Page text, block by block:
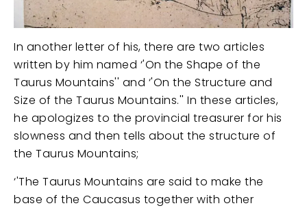
In another letter of his, there are two articles
written by him named ‘'On the Shape of the
Taurus Mountains'' and ‘'On the Structure and
Size of the Taurus Mountains.'' In these articles,
he apologizes to the provincial treasurer for his
slowness and then tells about the structure of
the Taurus Mountains;
‘'The Taurus Mountains are said to make the
base of the Caucasus together with other